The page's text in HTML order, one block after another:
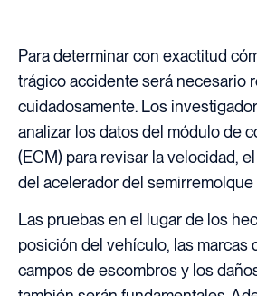
Para determinar con exactitud
trágico accidente será necesario
cuidadosamente. Los
analizar los datos del módulo de
(ECM) para revisar la velocidad,
del acelerador del
Las pruebas en el lugar de los
posición del vehículo, las marcas
campos de escombros y los